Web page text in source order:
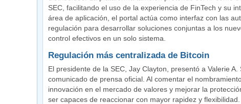
SEC, facilitando el uso de la experiencia de FinTech y su
área de aplicación, el portal actúa como interfaz con las
regulación para desarrollar soluciones conjuntas a los
control efectivos en un solo sistema.
Regulación más centralizada de Bitcoin
El presidente de la SEC, Jay Clayton, presentó a Valerie
comunicado de prensa oficial. Al comentar el
innovación en el mercado de valores y mejorar la
ser capaces de reaccionar con mayor rapidez y